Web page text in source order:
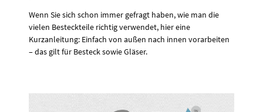
Wenn Sie sich schon immer gefragt haben, wie man die
vielen Besteckteile richtig verwendet, hier eine
Kurzanleitung: Einfach von außen nach innen vorarbeiten
– das gilt für Besteck sowie Gläser.